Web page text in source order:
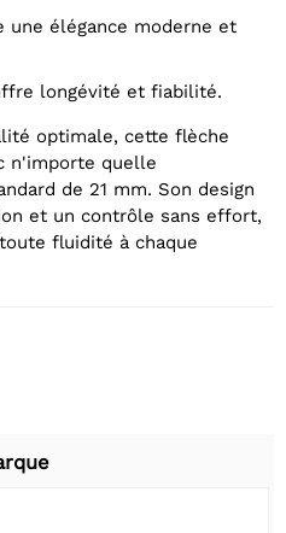
longévité et fiabilité.
optimale, cette flèche
n'importe quelle
de 21 mm. Son design
et un contrôle sans effort,
fluidité à chaque